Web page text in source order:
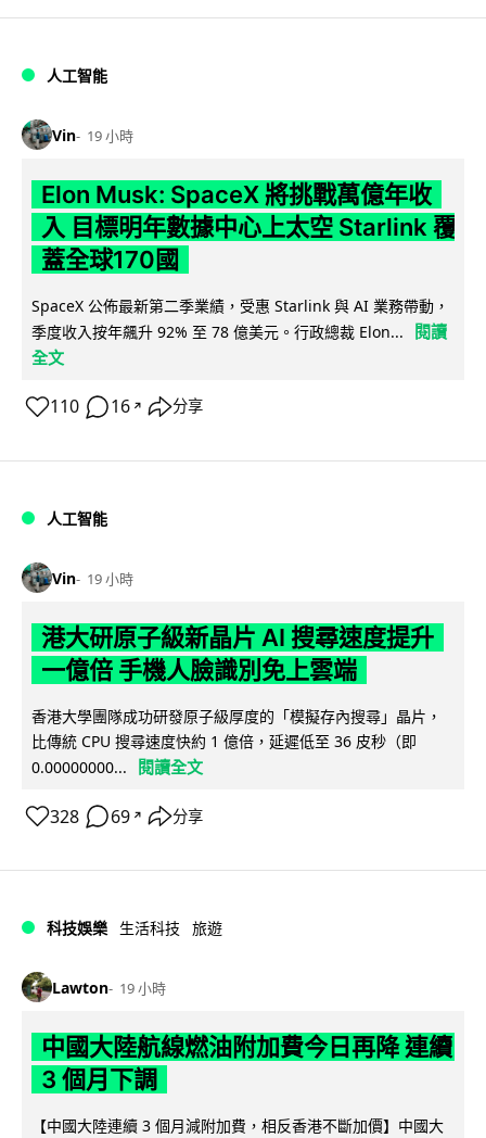
人工智能
Vin 19 小時
Elon Musk: SpaceX 將挑戰萬億年收
入 目標明年數據中心上太空 Starlink 覆
蓋全球170國
SpaceX 公佈最新第二季業績，受惠 Starlink 與 AI 業務帶動，
季度收入按年飆升 92% 至 78 億美元。行政總裁 Elon...
閱讀
全文
110 16 ↗ 分享
人工智能
Vin 19 小時
港大研原子級新晶片 AI 搜尋速度提升
一億倍 手機人臉識別免上雲端
香港大學團隊成功研發原子級厚度的「模擬存內搜尋」晶片，
比傳統 CPU 搜尋速度快約 1 億倍，延遲低至 36 皮秒（即
0.00000000...
閱讀全文
328 69 ↗ 分享
科技娛樂 生活科技 旅遊
Lawton 19 小時
中國大陸航線燃油附加費今日再降 連續
3 個月下調
【中國大陸連續 3 個月減附加費，相反香港不斷加價】中國大